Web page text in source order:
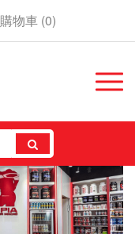
購物車 (0)